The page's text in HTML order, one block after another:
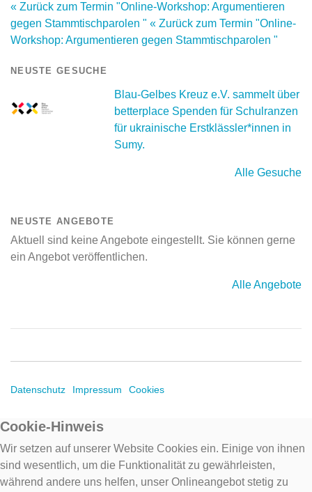
« Zurück zum Termin "Online-Workshop: Argumentieren
gegen Stammtischparolen " « Zurück zum Termin "Online-
Workshop: Argumentieren gegen Stammtischparolen "
NEUSTE GESUCHE
Blau-Gelbes Kreuz e.V. sammelt über
betterplace Spenden für Schulranzen
für ukrainische Erstklässler*innen in
Sumy.
Alle Gesuche
NEUSTE ANGEBOTE
Aktuell sind keine Angebote eingestellt. Sie können gerne
ein Angebot veröffentlichen.
Alle Angebote
Datenschutz Impressum Cookies
Cookie-Hinweis
Wir setzen auf unserer Website Cookies ein. Einige von ihnen
sind wesentlich, um die Funktionalität zu gewährleisten,
während andere uns helfen, unser Onlineangebot stetig zu